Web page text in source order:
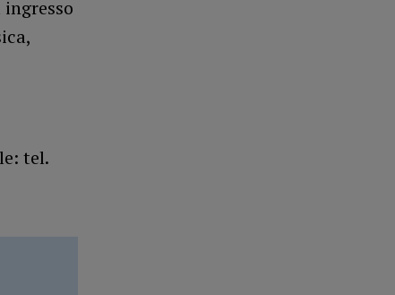
ingresso
tel.